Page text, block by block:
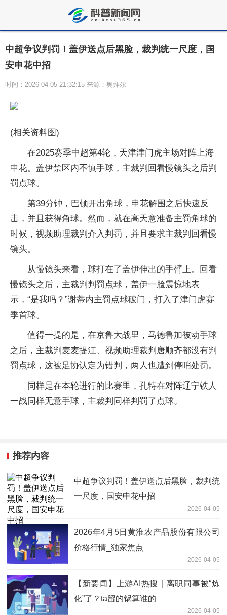
中超争议判罚！盖伊送点后黑脸，裁判统一尺度，国
安申花中招
时间：2026-04-05 21:32:15 来源：奥拜尔
(相关资料图)
在2025赛季中超第4轮，天津津门虎主场对阵上海
申花。盖伊禁区内不慎手球，主裁判回看慢镜头之后判
罚点球。
第39分钟，巴顿开出角球，申花解围之后快速反
击，并且获得角球。然而，就在高天意准备主罚角球的
时候，视频助理裁判介入判罚，并且要求主裁判回看慢
镜头。
从慢镜头来看，球打在了盖伊伸出的手臂上。回看
慢镜头之后，主裁判判罚点球，盖伊一脸震惊地表
示，“是我吗？”谢蒂内主罚点球破门，打入了津门虎赛
季首球。
值得一提的是，在京鲁大战里，马德鲁加被动手球
之后，主裁判麦麦提江、视频助理裁判唐顺齐都没有判
罚点球，这被足协认定为错判，两人也遭到停哨处罚。
同样是在本轮进行的比赛里，孔特在对阵辽宁铁人
一战同样无意手球，主裁判同样判罚了点球。
推荐内容
中超争议判罚！盖伊送点后黑脸，裁判统
一尺度，国安申花中招
2026-04-05
2026年4月5日黄淮农产品股份有限公司
价格行情_独家焦点
2026-04-05
【新要闻】上游AI热搜｜离职同事被“炼
化”了？ta留的锅算谁的
2026-04-05